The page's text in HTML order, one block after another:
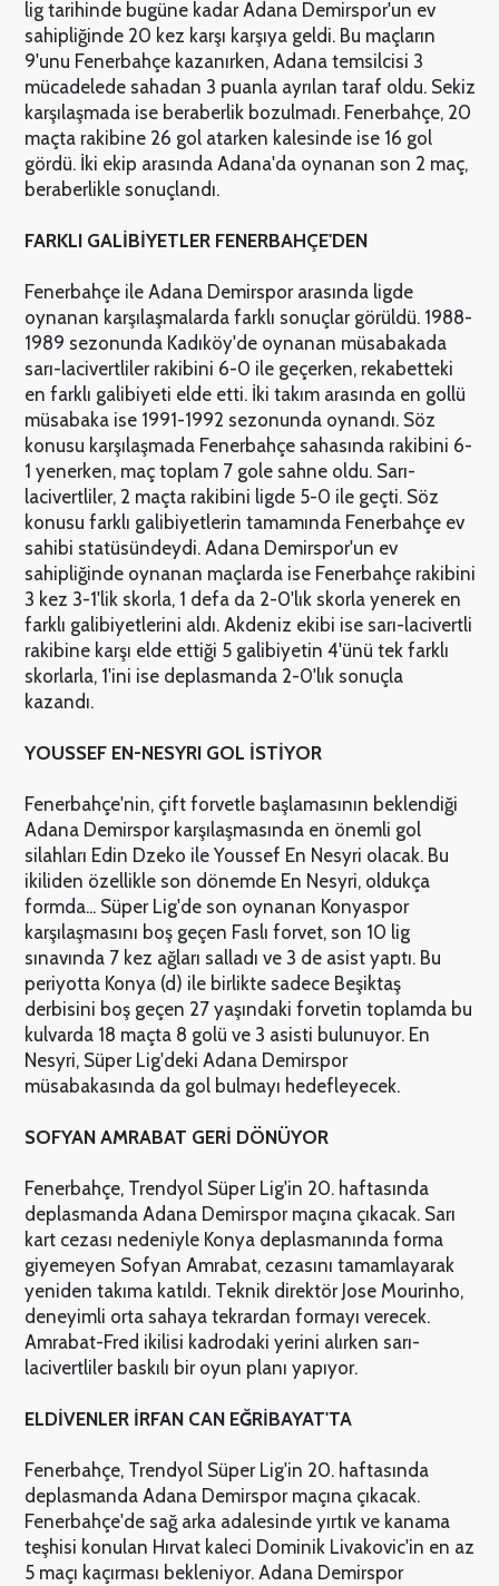
lig tarihinde bugüne kadar Adana Demirspor'un ev
sahipliğinde 20 kez karşı karşıya geldi. Bu maçların
9'unu Fenerbahçe kazanırken, Adana temsilcisi 3
mücadelede sahadan 3 puanla ayrılan taraf oldu. Sekiz
karşılaşmada ise beraberlik bozulmadı. Fenerbahçe, 20
maçta rakibine 26 gol atarken kalesinde ise 16 gol
gördü. İki ekip arasında Adana'da oynanan son 2 maç,
beraberlikle sonuçlandı.
FARKLI GALİBİYETLER FENERBAHÇE'DEN
Fenerbahçe ile Adana Demirspor arasında ligde
oynanan karşılaşmalarda farklı sonuçlar görüldü. 1988-
1989 sezonunda Kadıköy'de oynanan müsabakada
sarı-lacivertliler rakibini 6-0 ile geçerken, rekabetteki
en farklı galibiyeti elde etti. İki takım arasında en gollü
müsabaka ise 1991-1992 sezonunda oynandı. Söz
konusu karşılaşmada Fenerbahçe sahasında rakibini 6-
1 yenerken, maç toplam 7 gole sahne oldu. Sarı-
lacivertliler, 2 maçta rakibini ligde 5-0 ile geçti. Söz
konusu farklı galibiyetlerin tamamında Fenerbahçe ev
sahibi statüsündeydi. Adana Demirspor'un ev
sahipliğinde oynanan maçlarda ise Fenerbahçe rakibini
3 kez 3-1'lik skorla, 1 defa da 2-0'lık skorla yenerek en
farklı galibiyetlerini aldı. Akdeniz ekibi ise sarı-lacivertli
rakibine karşı elde ettiği 5 galibiyetin 4'ünü tek farklı
skorlarla, 1'ini ise deplasmanda 2-0'lık sonuçla
kazandı.
YOUSSEF EN-NESYRI GOL İSTİYOR
Fenerbahçe'nin, çift forvetle başlamasının beklendiği
Adana Demirspor karşılaşmasında en önemli gol
silahları Edin Dzeko ile Youssef En Nesyri olacak. Bu
ikiliden özellikle son dönemde En Nesyri, oldukça
formda... Süper Lig'de son oynanan Konyaspor
karşılaşmasını boş geçen Faslı forvet, son 10 lig
sınavında 7 kez ağları salladı ve 3 de asist yaptı. Bu
periyotta Konya (d) ile birlikte sadece Beşiktaş
derbisini boş geçen 27 yaşındaki forvetin toplamda bu
kulvarda 18 maçta 8 golü ve 3 asisti bulunuyor. En
Nesyri, Süper Lig'deki Adana Demirspor
müsabakasında da gol bulmayı hedefleyecek.
SOFYAN AMRABAT GERİ DÖNÜYOR
Fenerbahçe, Trendyol Süper Lig'in 20. haftasında
deplasmanda Adana Demirspor maçına çıkacak. Sarı
kart cezası nedeniyle Konya deplasmanında forma
giyemeyen Sofyan Amrabat, cezasını tamamlayarak
yeniden takıma katıldı. Teknik direktör Jose Mourinho,
deneyimli orta sahaya tekrardan formayı verecek.
Amrabat-Fred ikilisi kadrodaki yerini alırken sarı-
lacivertliler baskılı bir oyun planı yapıyor.
ELDİVENLER İRFAN CAN EĞRİBAYAT'TA
Fenerbahçe, Trendyol Süper Lig'in 20. haftasında
deplasmanda Adana Demirspor maçına çıkacak.
Fenerbahçe'de sağ arka adalesinde yırtık ve kanama
teşhisi konulan Hırvat kaleci Dominik Livakovic'in en az
5 maçı kaçırması bekleniyor. Adana Demirspor